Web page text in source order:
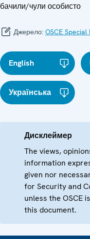
бачили/чули особисто
Джерело: OSCE
English
Українська
Дисклеймер
The views,
information
given nor
for Security and
unless the OSCE
this document.